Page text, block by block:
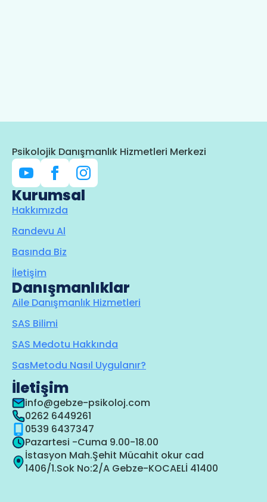
Psikolojik Danışmanlık Hizmetleri Merkezi
Kurumsal
Hakkımızda
Randevu Al
Basında Biz
İletişim
Danışmanlıklar
Aile Danışmanlık Hizmetleri
SAS Bilimi
SAS Medotu Hakkında
SasMetodu Nasıl Uygulanır?
İletişim
info@gebze-psikoloj.com
0262 6449261
0539 6437347
Pazartesi -Cuma 9.00-18.00
İstasyon Mah.Şehit Mücahit okur cad
1406/1.Sok No:2/A Gebze-KOCAELİ 41400